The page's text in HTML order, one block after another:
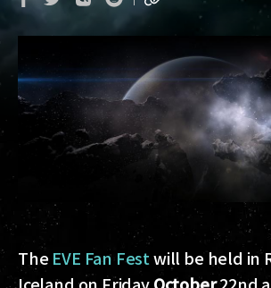
TheEVE Fan Festwill be held in
Iceland on FridayOctober22nd